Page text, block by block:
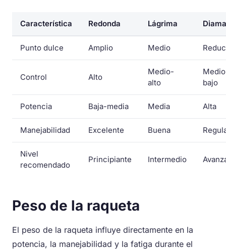
Característica Redonda Lágrima
Punto dulce Amplio Medio
Control Alto
Medio-
alto
bajo
Potencia Baja-media Media Alta
Manejabilidad Excelente Buena
Nivel
recomendado
Principiante Intermedio
Peso de la raqueta
El peso de la raqueta influye directamente en la
potencia, la manejabilidad y la fatiga durante el